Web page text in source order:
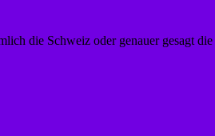
die Schweiz oder genauer gesagt